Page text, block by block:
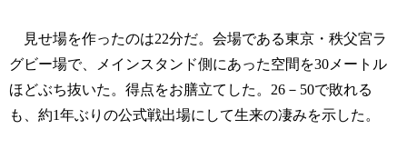
見せ場を作ったのは22分だ。会場である東京・秩父宮ラ
グビー場で、メインスタンド側にあった空間を30メートル
ほどぶち抜いた。得点をお膳立てした。26－50で敗れる
も、約1年ぶりの公式戦出場にして生来の凄みを示した。